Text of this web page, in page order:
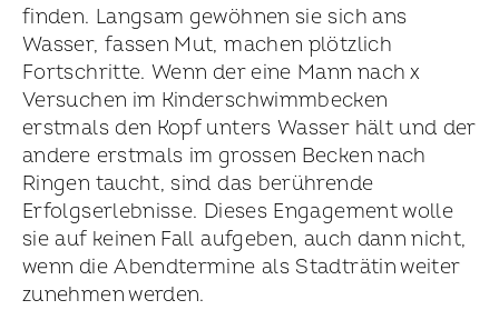
finden. Langsam gewöhnen sie sich ans
Wasser, fassen Mut, machen plötzlich
Fortschritte. Wenn der eine Mann nach x
Versuchen im Kinder­schwimm­becken
erstmals den Kopf unters Wasser hält und der
andere erstmals im grossen Becken nach
Ringen taucht, sind das berührende
Erfolgserlebnisse. Dieses Engagement wolle
sie auf keinen Fall aufgeben, auch dann nicht,
wenn die Abend­termine als Stadträtin weiter
zunehmen werden.